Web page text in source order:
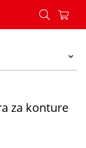
za konture lica
za konture